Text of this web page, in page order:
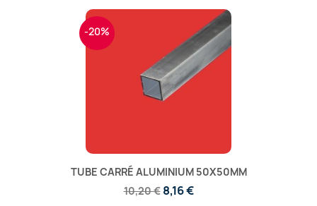
TUBE CARRÉ ALUMINIUM 50X50MM
10,20 € 8,16 €
-20%